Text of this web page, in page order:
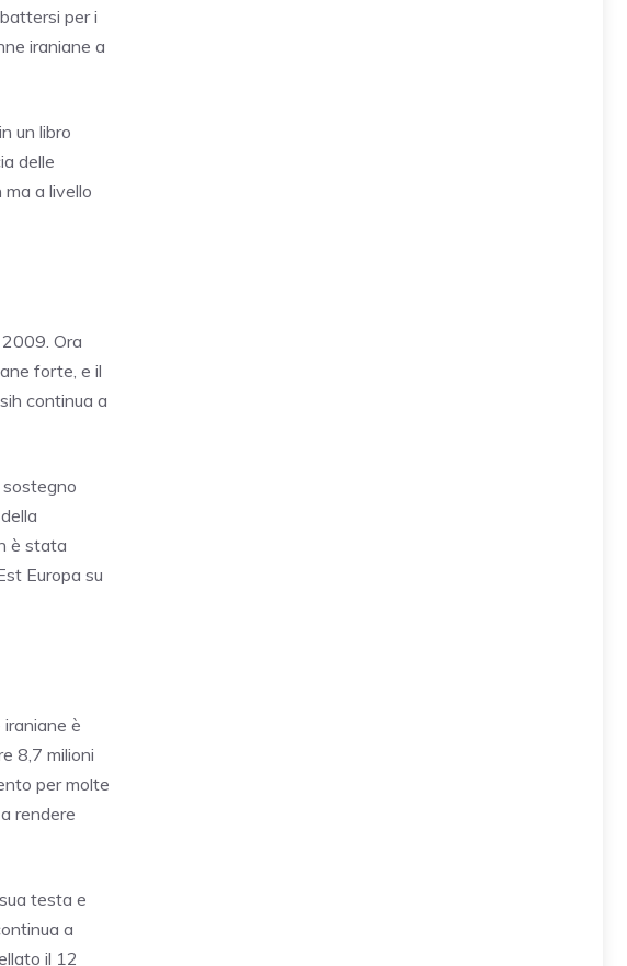
per i
iraniane a
un libro
delle
a livello
Ora
forte, e il
continua a
è stata
Europa su
è
8,7 milioni
per molte
rendere
testa e
a
il 12